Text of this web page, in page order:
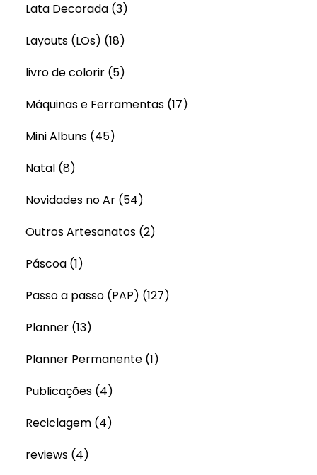
Lata Decorada (3)
Layouts (LOs) (18)
livro de colorir (5)
Máquinas e Ferramentas (17)
Mini Albuns (45)
Natal (8)
Novidades no Ar (54)
Outros Artesanatos (2)
Páscoa (1)
Passo a passo (PAP) (127)
Planner (13)
Planner Permanente (1)
Publicações (4)
Reciclagem (4)
reviews (4)